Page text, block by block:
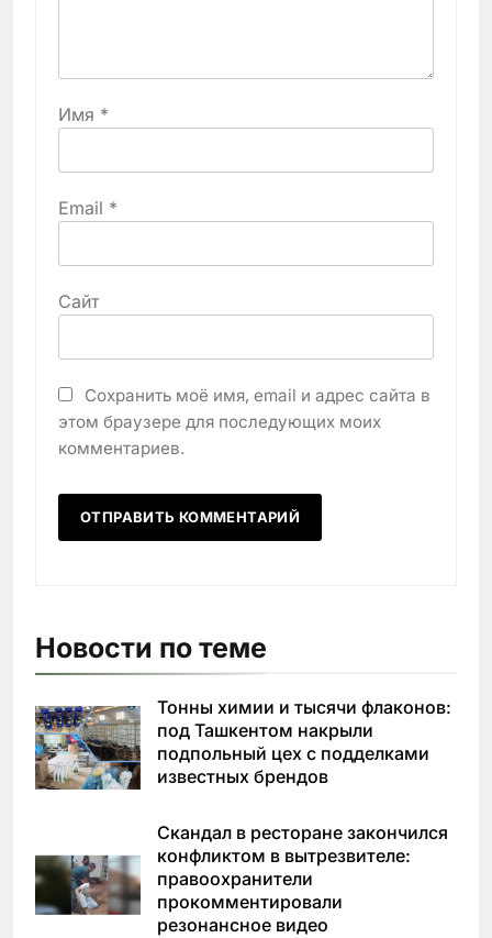
Имя *
Email *
Сайт
Сохранить моё имя, email и адрес сайта в
этом браузере для последующих моих
комментариев.
Новости по теме
Тонны химии и тысячи флаконов:
под Ташкентом накрыли
подпольный цех с подделками
известных брендов
Скандал в ресторане закончился
конфликтом в вытрезвителе:
правоохранители
прокомментировали
резонансное видео